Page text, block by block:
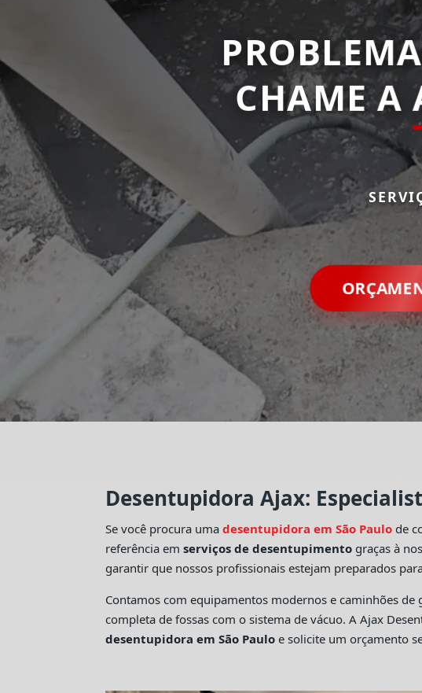
CHAME A
Desentupidora Ajax:
Se você procura umadesentupidora em São Paulo de
referência emserviços de desentupimento graças à
garantir que nossos profissionais estejam preparados
Contamos com equipamentos modernos e caminhões
completa de fossas com o sistema de vácuo. A Ajax
desentupidora em São Paulo e solicite um orçamento